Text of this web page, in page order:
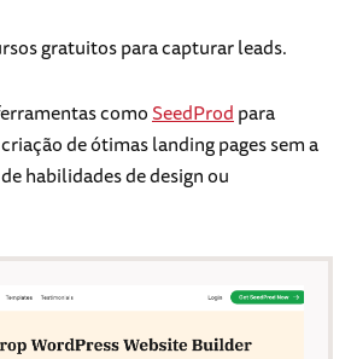
gratuitos para capturar leads.
comoSeedProdpara
de ótimas landing pages sem a
habilidades de design ou